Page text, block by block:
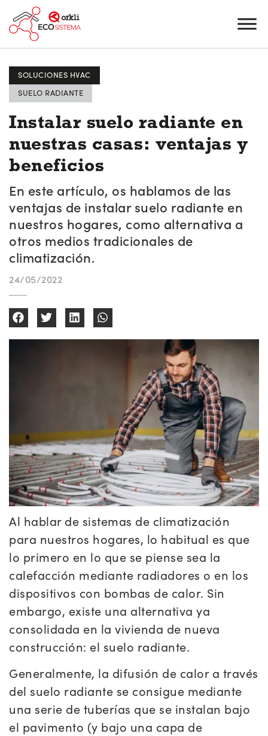
SOLUCIONES HVAC
SUELO RADIANTE
Instalar suelo radiante en
nuestras casas: ventajas y
beneficios
En este artículo, os hablamos de las
ventajas de instalar suelo radiante en
nuestros hogares, como alternativa a
otros medios tradicionales de
climatización.
24/05/2022
Al hablar de sistemas de climatización
para nuestros hogares, lo habitual es que
lo primero en lo que se piense sea la
calefacción mediante radiadores o en los
dispositivos con bombas de calor. Sin
embargo, existe una alternativa ya
consolidada en la vivienda de nueva
construcción: el suelo radiante.
Generalmente, la difusión de calor a través
del suelo radiante se consigue mediante
una serie de tuberías que se instalan bajo
el pavimento (y bajo una capa de